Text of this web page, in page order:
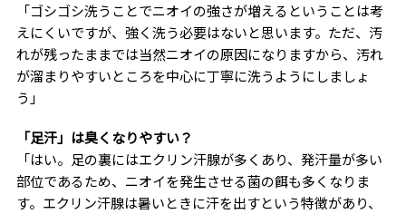
「ゴシゴシ洗うことでニオイの強さが増えるということは考
えにくいですが、強く洗う必要はないと思います。ただ、汚
れが残ったままでは当然ニオイの原因になりますから、汚れ
が溜まりやすいところを中心に丁寧に洗うようにしましょ
う」
「足汗」は臭くなりやすい？
「はい。足の裏にはエクリン汗腺が多くあり、発汗量が多い
部位であるため、ニオイを発生させる菌の餌も多くなりま
す。エクリン汗腺は暑いときに汗を出すという特徴があり、